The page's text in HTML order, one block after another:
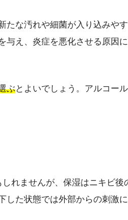
な汚れや細菌が入り込みや
与え、炎症を悪化させる原因
ぶとよいでしょう。アルコー
れませんが、保湿はニキビ
た状態では外部からの刺激